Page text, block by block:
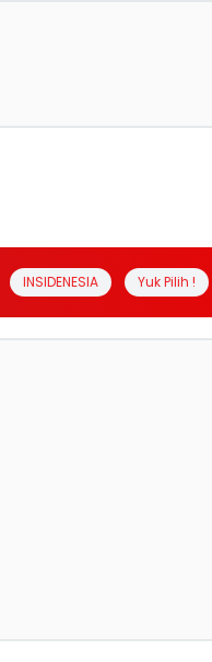
INSIDENESIA Yuk Pilih !